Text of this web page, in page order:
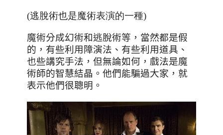
(逃脫術也是魔術表演的一種)
魔術分成幻術和逃脫術等，當然都是假
的，有些利用障演法、有些利用道具、
也些講究手法，但無論如何，戲法是魔
術師的智慧結晶。他們能騙過大家，就
表示他們很聰明。